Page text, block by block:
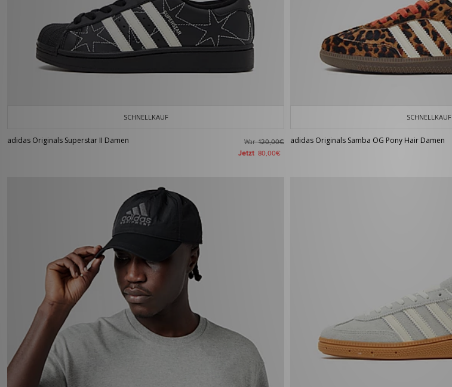
SCHNELLKAUF
adidas Originals Superstar II Damen War120,00€
Jetzt 80,00€
SCHNELLKAUF
adidas Originals Samba OG Pony Hair Damen